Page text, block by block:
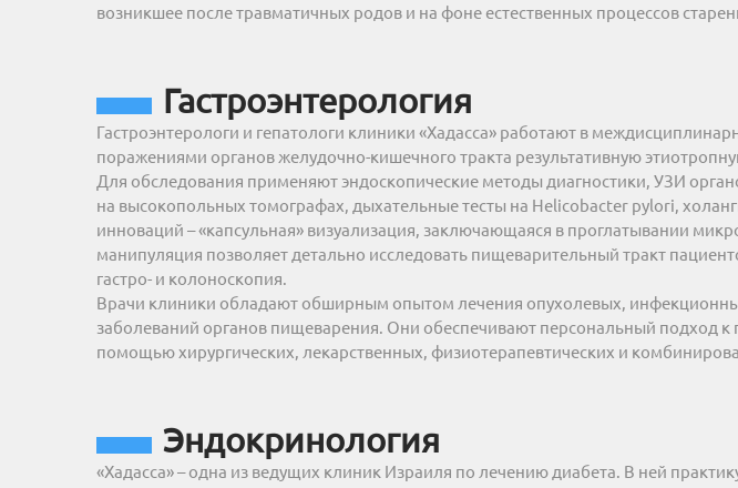
возникшее после травматичных родов и на фоне естественных процессов
Гастроэнтерология
Гастроэнтерологи и гепатологи клиники «Хадасса» работают в
поражениями органов желудочно-кишечного тракта результативную
Для обследования применяют эндоскопические методы диагностики, УЗИ
на высокопольных томографах, дыхательные тесты на Helicobacter pylori,
инноваций – «капсульная» визуализация, заключающаяся в проглатывании
манипуляция позволяет детально исследовать пищеварительный тракт
гастро- и колоноскопия.
Врачи клиники обладают обширным опытом лечения опухолевых,
заболеваний органов пищеварения. Они обеспечивают персональный подход
помощью хирургических, лекарственных, физиотерапевтических и
Эндокринология
«Хадасса» – одна из ведущих клиник Израиля по лечению диабета. В ней